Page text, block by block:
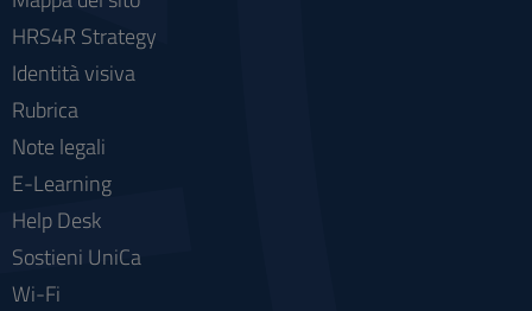
HRS4R Strategy
Identità visiva
Rubrica
Note legali
E-Learning
Help Desk
Sostieni UniCa
Wi-Fi